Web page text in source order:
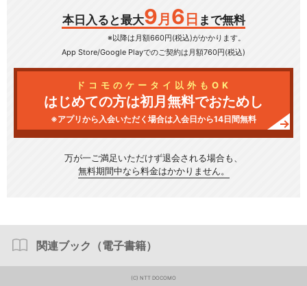
本日入ると最大9 月 6 日 まで無料
※以降は月額660円(税込)がかかります。
App Store/Google Playでのご契約は月額760円(税込)
ドコモのケータイ以外もOK
はじめての方は初月無料でおためし
※アプリから入会いただく場合は入会日から14日間無料
万が一ご満足いただけず退会される場合も、
無料期間中なら料金はかかりません。
関連ブック（電子書籍）
(C) NTT DOCOMO